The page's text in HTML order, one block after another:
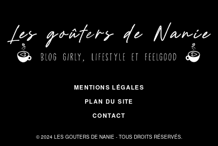
MENTIONS LÉGALES
PLAN DU SITE
CONTACT
© 2024 LES GOUTERS DE NANIE - TOUS DROITS RÉSERVÉS.